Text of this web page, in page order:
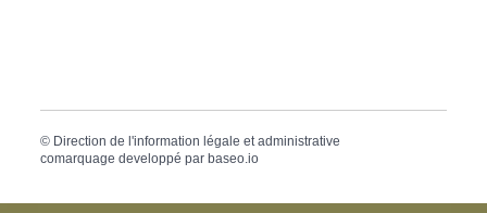
© Direction de l'information légale et administrative
comarquage developpé par baseo.io